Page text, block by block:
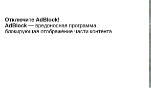
Отключите AdBlock!
AdBlock — вредоносная программа,
блокирующая отображение части контента.